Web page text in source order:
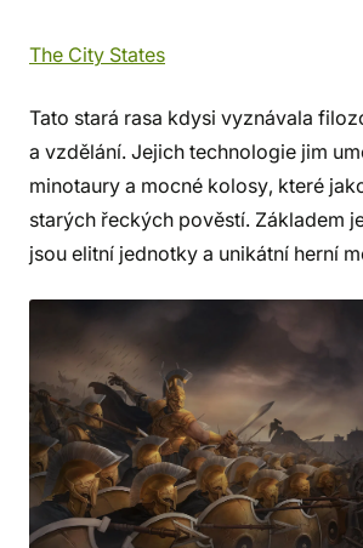
The City States
Tato stará rasa kdysi vyznávala
a vzdělání. Jejich technologie jim
minotaury a mocné kolosy, které
starých řeckých pověstí. Základem
jsou elitní jednotky a unikátní herní